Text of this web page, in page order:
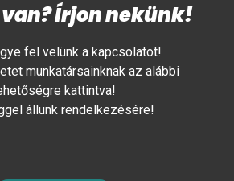
Írjon nekünk!
fel velünk a kapcsolatot!
munkatársainknak az alábbi
kattintva!
állunk rendelkezésére!